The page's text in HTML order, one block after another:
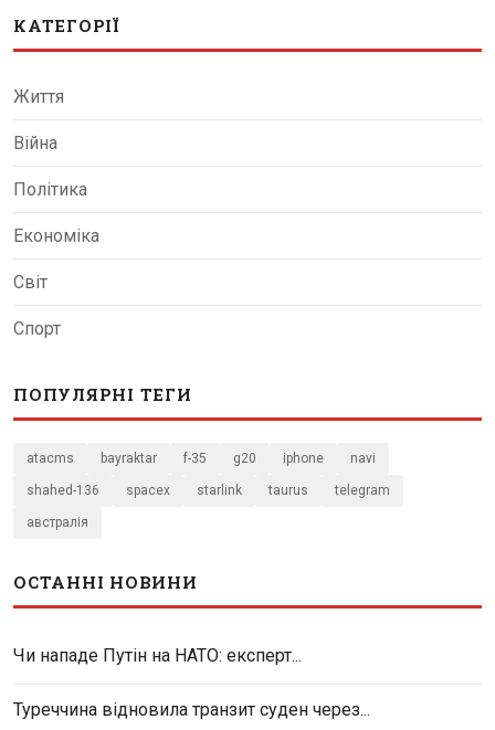
КАТЕГОРІЇ
Життя
Війна
Політика
Економіка
Світ
Спорт
ПОПУЛЯРНІ ТЕГИ
atacms bayraktar f-35 g20 iphone navi
shahed-136 spacex starlink taurus telegram
австралія
ОСТАННІ НОВИНИ
Чи нападе Путін на НАТО: експерт...
Туреччина відновила транзит суден через...